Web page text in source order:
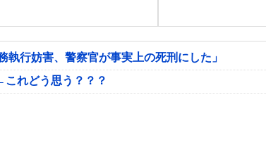
行妨害、警察官が事実上の死刑にした」
れどう思う？？？